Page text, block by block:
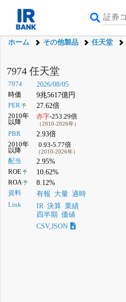
ホーム その他製品 任天堂
7974 任天堂
7974 2026/08/05
時価 9兆5617億円
PER予 27.62倍
2010年
以降
赤字-253.29倍
（2010-2026年）
PBR 2.93倍
2010年
以降
0.93-5.77倍
（2010-2026年）
配当 2.95%
ROE予 10.62%
ROA 予 8.12%
資料 有報 大量 適時
Link IR 決算 業績
四半期 価値
CSV,JSON